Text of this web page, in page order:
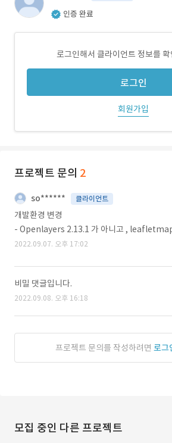
인증 완료
로그인해서 클라이언트 정보를
로그인
회원가입
프로젝트 문의 2
so****** 클라이언트
개발환경 변경
- Openlayers 2.13.1 가 아니고 ,
2022.09.07. 오후 17:02
비밀 댓글입니다.
2022.09.08. 오후 16:18
프로젝트 문의를 작성하려면 로그
모집 중인 다른 프로젝트